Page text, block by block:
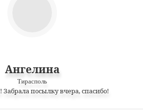
Ангелина
Тирасполь
Забрала посылку вчера, спасибо!